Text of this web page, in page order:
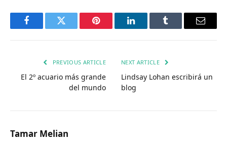
FacebookTwitter Pinterest LinkedInTumblr Email
PREVIOUS ARTICLE
El 2º acuario más grande
del mundo
NEXT ARTICLE
Lindsay Lohan escribirá un
blog
Tamar Melian